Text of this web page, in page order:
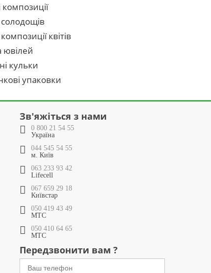
композиції
солодощів
квітів
ювілей
кульки
упаковки
Зв'яжіться з нами
0 800 21 54 55
Україна
044 545 54 55
м. Київ
063 233 93 42
Lifecell
067 659 29 18
Київстар
050 419 43 49
МТС
050 410 64 65
МТС
Передзвонити вам ?